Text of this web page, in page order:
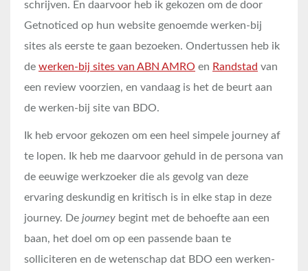
schrijven. En daarvoor heb ik gekozen om de door
Getnoticed op hun website genoemde werken-bij
sites als eerste te gaan bezoeken. Ondertussen heb ik
de werken-bij sites van ABN AMRO en Randstad van
een review voorzien, en vandaag is het de beurt aan
de werken-bij site van BDO.
Ik heb ervoor gekozen om een heel simpele journey af
te lopen. Ik heb me daarvoor gehuld in de persona van
de eeuwige werkzoeker die als gevolg van deze
ervaring deskundig en kritisch is in elke stap in deze
journey. De journey begint met de behoefte aan een
baan, het doel om op een passende baan te
solliciteren en de wetenschap dat BDO een werken-